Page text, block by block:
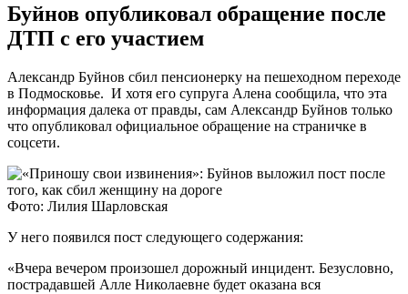
Буйнов опубликовал обращение после
ДТП с его участием
Александр Буйнов сбил пенсионерку на пешеходном переходе
в Подмосковье. И хотя его супруга Алена сообщила, что эта
информация далека от правды, сам Александр Буйнов только
что опубликовал официальное обращение на страничке в
соцсети.
Фото: Лилия Шарловская
У него появился пост следующего содержания:
«Вчера вечером произошел дорожный инцидент. Безусловно,
пострадавшей Алле Николаевне будет оказана вся